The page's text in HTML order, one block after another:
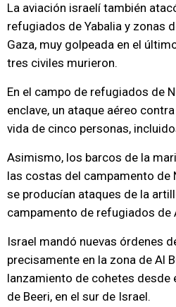
La aviación israelí también
refugiados de Yabalia y zonas
Gaza, muy golpeada en el
tres civiles murieron.
En el campo de refugiados de
enclave, un ataque aéreo
vida de cinco personas,
Asimismo, los barcos de la
las costas del campamento de
se producían ataques de la
campamento de refugiados de
Israel mandó nuevas órdenes
precisamente en la zona de Al
lanzamiento de cohetes desde
de Beeri, en el sur de Israel.